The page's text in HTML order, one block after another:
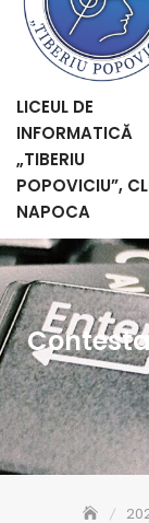
LICEUL DE
INFORMATICĂ
„TIBERIU
POPOVICIU”,
NAPOCA